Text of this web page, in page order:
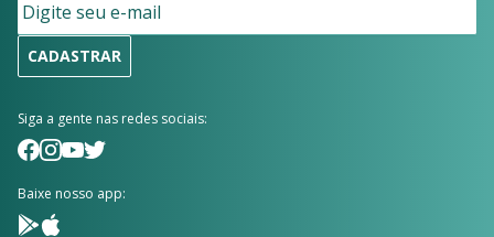
CADASTRAR
Siga a gente nas redes sociais:
Baixe nosso app: